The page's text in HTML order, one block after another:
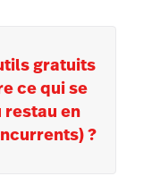
gratuits
ce qui se
restau en
?